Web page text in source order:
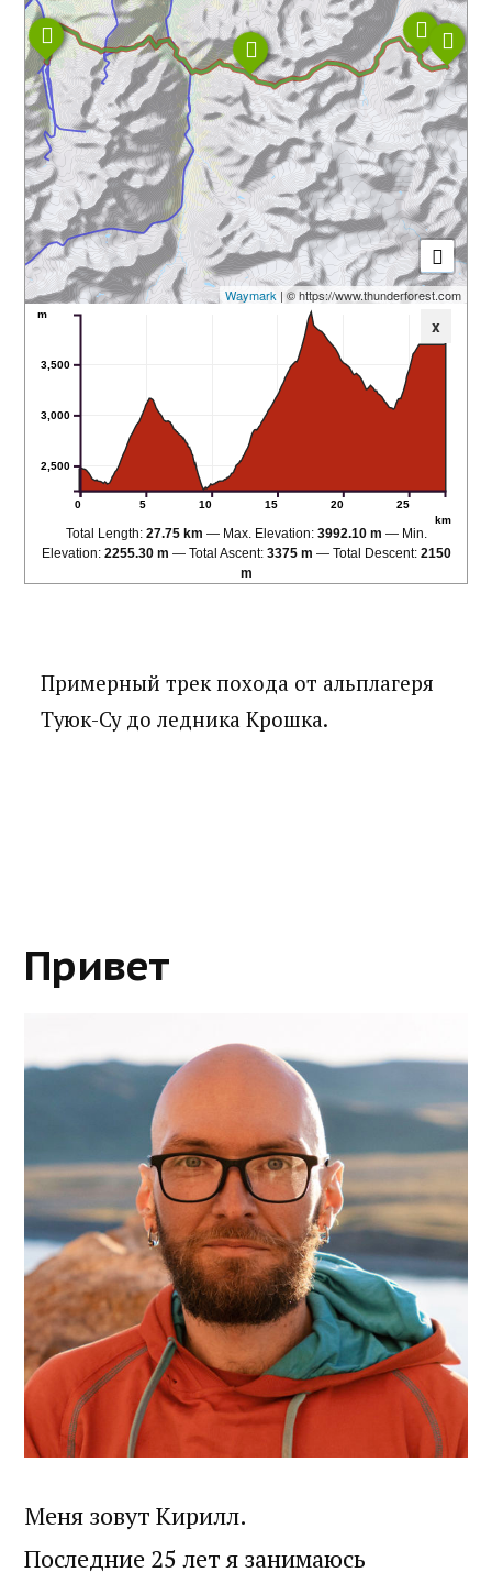
Waymark | © https://www.thunderforest.com
x
0 5 10 15 20 25
km
2,500
3,000
3,500
m
Total Length: 27.75 km Max. Elevation: 3992.10 m
Min.
Elevation: 2255.30 m Total Ascent: 3375 m Total Descent: 2150
m
Примерный трек похода от альплагеря
Туюк-Су до ледника Крошка.
Привет
Меня зовут Кирилл.
Последние 25 лет я занимаюсь